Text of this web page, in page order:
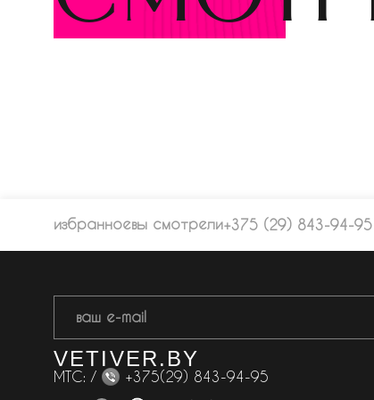
избранноевы смотрели+375 (29) 843-94-95
VETIVER.BY
МТС: /
+375(29) 843-94-95